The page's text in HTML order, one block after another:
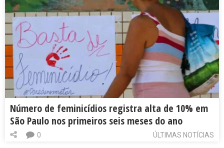
Número de feminicídios registra alta de 10% em
São Paulo nos primeiros seis meses do ano
ÚLTIMAS NOTÍCIAS
0